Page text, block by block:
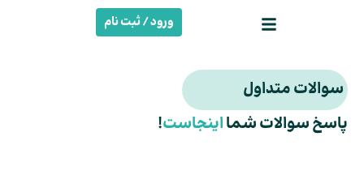
ورود / ثبت نام
سوالات متداول
پاسخ سوالات شمااینجاست!